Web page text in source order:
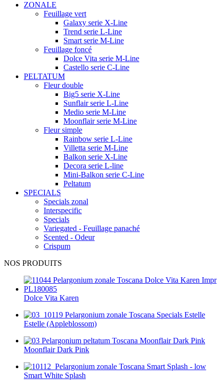
ZONALE
Feuillage vert
Galaxy serie X-Line
Trend serie L-Line
Smart serie M-Line
Feuillage foncé
Dolce Vita serie M-Line
Castello serie C-Line
PELTATUM
Fleur double
Big5 serie X-Line
Sunflair serie L-Line
Medio serie M-Line
Moonflair serie M-Line
Fleur simple
Rainbow serie L-Line
Villetta serie M-Line
Balkon serie X-Line
Decora serie L-line
Mini-Balkon serie C-Line
Peltatum
SPECIALS
Specials zonal
Interspecific
Specials
Variegated - Feuillage panaché
Scented - Odeur
Crispum
NOS PRODUITS
Dolce Vita Karen
Estelle (Appleblossom)
Moonflair Dark Pink
Smart White Splash